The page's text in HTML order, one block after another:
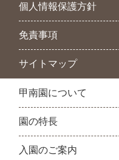
個人情報保護方針
免責事項
サイトマップ
甲南園について
園の特長
入園のご案内